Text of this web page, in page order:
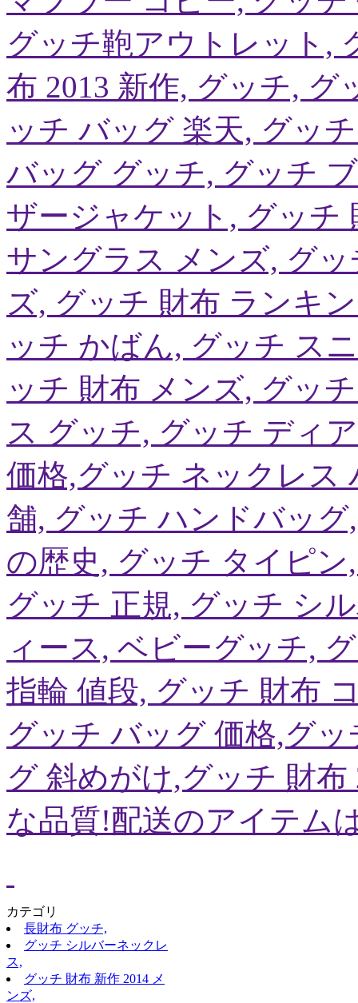
グッチ鞄アウトレット,
布 2013 新作, グッチ,
ッチ バッグ 楽天, グッ
バッグ グッチ, グッチ
ザージャケット, グッチ
サングラス メンズ, グ
ズ, グッチ 財布 ランキ
ッチ かばん, グッチ ス
ッチ 財布 メンズ, グッ
ス グッチ, グッチ ディ
価格,グッチ ネックレス
舗, グッチ ハンドバッ
の歴史, グッチ タイピ
グッチ 正規, グッチ シ
ィース, ベビーグッチ,
指輪 値段, グッチ 財布
グッチ バッグ 価格,グ
グ 斜めがけ,グッチ 財
な品質!配送のアイテム
カテゴリ
長財布 グッチ,
グッチ シルバーネックレ
ス,
グッチ 財布 新作 2014 メ
ンズ,